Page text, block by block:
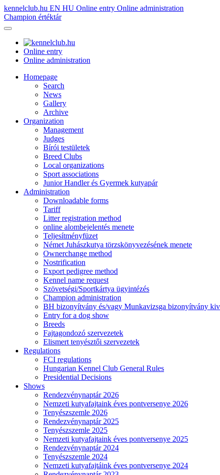
kennelclub.hu EN HU Online entry Online administration
Champion értéktár
Online entry
Online administration
Homepage
Search
News
Gallery
Archive
Organization
Management
Judges
Bírói testületek
Breed Clubs
Local organizations
Sport associations
Junior Handler és Gyermek kutyapár
Administration
Downloadable forms
Tariff
Litter registration method
online alombejelentés menete
Teljesítményfüzet
Német Juhászkutya törzskönyvezésének menete
Ownerchange method
Nostrification
Export pedigree method
Kennel name request
Szövetségi/Sportkártya ügyintézés
Champion administration
BH bizonyítvány és/vagy Munkavizsga bizonyítvány
Entry for a dog show
Breeds
Fajtagondozó szervezetek
Elismert tenyésztői szervezetek
Regulations
FCI regulations
Hungarian Kennel Club General Rules
Presidential Decisions
Shows
Rendezvénynaptár 2026
Nemzeti kutyafajtaink éves pontversenye 2026
Tenyészszemle 2026
Rendezvénynaptár 2025
Tenyészszemle 2025
Nemzeti kutyafajtaink éves pontversenye 2025
Rendezvénynaptár 2024
Tenyészszemle 2024
Nemzeti kutyafajtáink éves pontversenye 2024